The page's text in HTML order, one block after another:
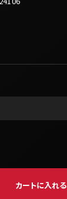
カートに入れる